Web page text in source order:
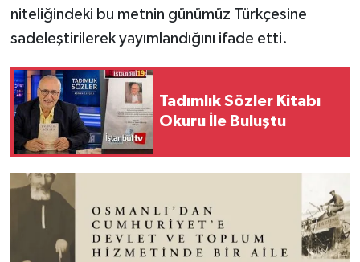
niteliğindeki bu metnin günümüz Türkçesine
sadeleştirilerek yayımlandığını ifade etti.
Tadımlık Sözler Kitabı
Okuru İle Buluştu